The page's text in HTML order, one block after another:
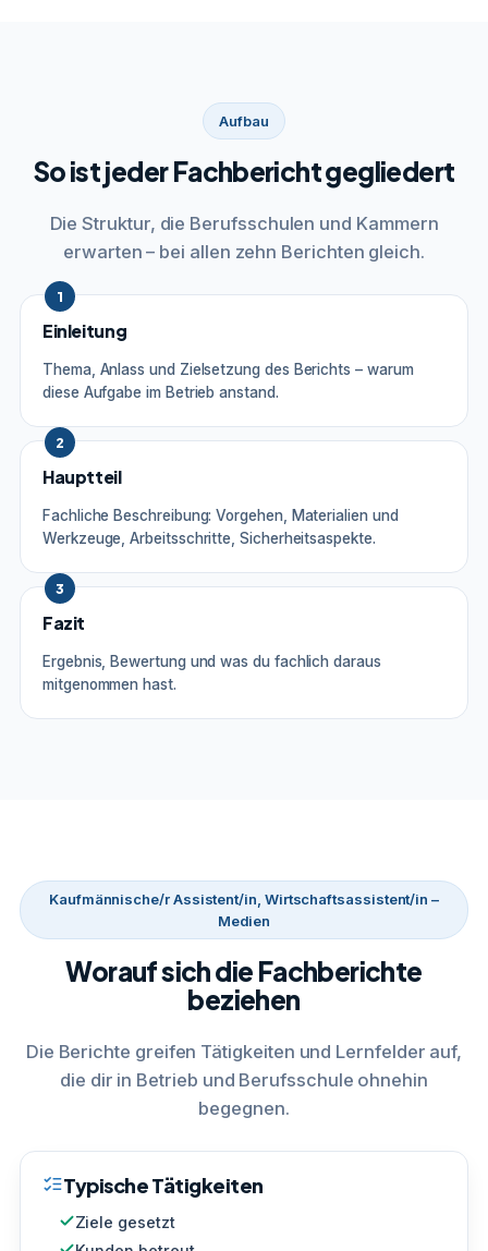
Aufbau
So ist jeder Fachbericht gegliedert
Die Struktur, die Berufsschulen und Kammern
erwarten – bei allen zehn Berichten gleich.
1
Einleitung
Thema, Anlass und Zielsetzung des Berichts – warum
diese Aufgabe im Betrieb anstand.
2
Hauptteil
Fachliche Beschreibung: Vorgehen, Materialien und
Werkzeuge, Arbeitsschritte, Sicherheitsaspekte.
3
Fazit
Ergebnis, Bewertung und was du fachlich daraus
mitgenommen hast.
Kaufmännische/r Assistent/in, Wirtschaftsassistent/in –
Medien
Worauf sich die Fachberichte
beziehen
Die Berichte greifen Tätigkeiten und Lernfelder auf,
die dir in Betrieb und Berufsschule ohnehin
begegnen.
Typische Tätigkeiten
Ziele gesetzt